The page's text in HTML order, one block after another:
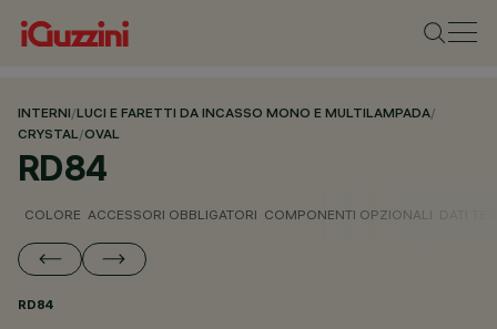
INTERNI/LUCI E FARETTI DA INCASSO MONO E MULTILAMPADA/
CRYSTAL/OVAL
RD84
COLORE ACCESSORI OBBLIGATORI COMPONENTI OPZIONALI
RD84